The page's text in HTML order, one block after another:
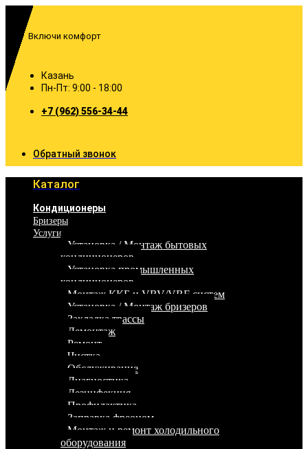
Перейти
содержимому
Включи комфорт
Казань
Пн-Пт: 9:00 - 18:00
+7 (962) 556-34-44
Обратный звонок
Каталог
Кондиционеры
Бризеры
Услуги
Установка / Монтаж бытовых
кондиционеров
Установка промышленных
кондиционеров
Монтаж ККБ и VRV/VRF систем
Установка / Монтаж бризеров
Закладка трассы
Демонтаж
Ремонт
Чистка
Обслуживание
Диагностика
Дезинфекция
Профилактика
Заправка фреоном
Монтаж и ремонт холодильного
оборудования